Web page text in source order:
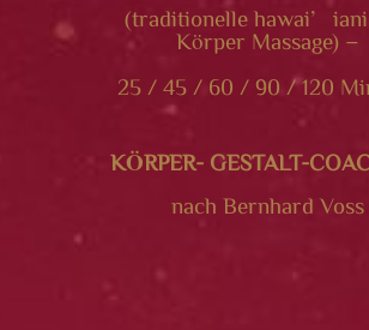
(traditionelle
Körper Massage) –
25 / 45 / 60 / 90 / 120
KÖRPER- GESTALT-
nach Bernhard Voss